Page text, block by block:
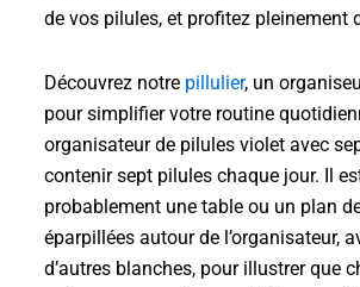
de vos pilules, et profitez pleinement
Découvrez notre pillulier, un
pour simplifier votre routine
organisateur de pilules violet avec
contenir sept pilules chaque jour. Il
probablement une table ou un plan
éparpillées autour de l’organisateur,
d’autres blanches, pour illustrer que